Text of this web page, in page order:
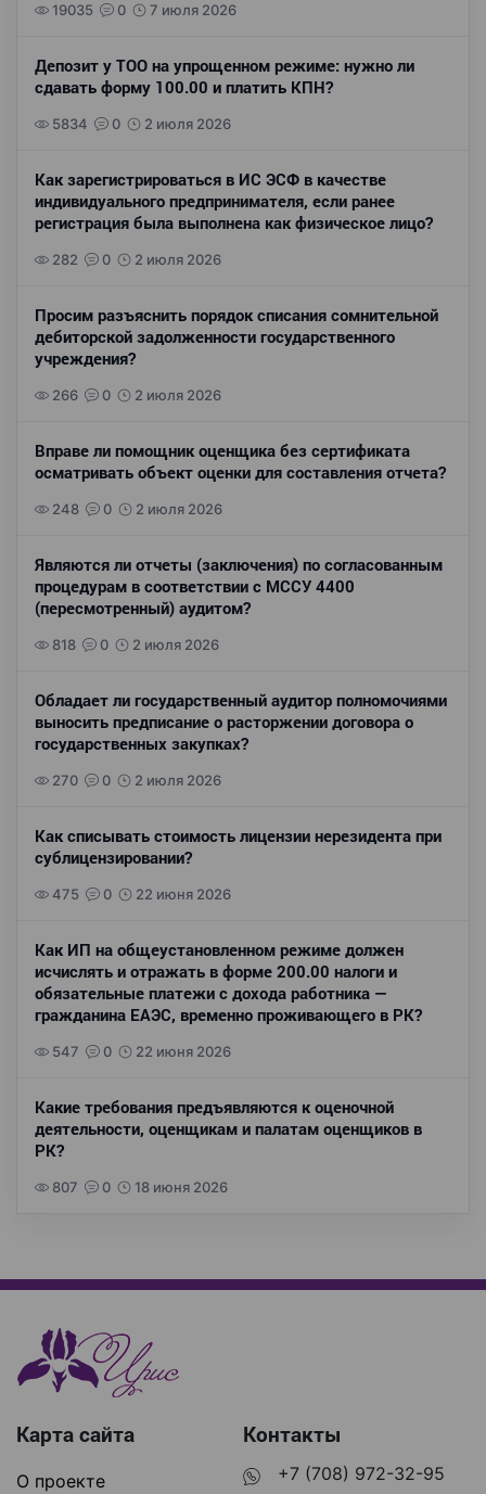
19035 0 7 июля 2026
Депозит у ТОО на упрощенном режиме: нужно ли
сдавать форму 100.00 и платить КПН?
5834 0 2 июля 2026
Как зарегистрироваться в ИС ЭСФ в качестве
индивидуального предпринимателя, если ранее
регистрация была выполнена как физическое лицо?
282 0 2 июля 2026
Просим разъяснить порядок списания сомнительной
дебиторской задолженности государственного
учреждения?
266 0 2 июля 2026
Вправе ли помощник оценщика без сертификата
осматривать объект оценки для составления отчета?
248 0 2 июля 2026
Являются ли отчеты (заключения) по согласованным
процедурам в соответствии с МССУ 4400
(пересмотренный) аудитом?
818 0 2 июля 2026
Обладает ли государственный аудитор полномочиями
выносить предписание о расторжении договора о
государственных закупках?
270 0 2 июля 2026
Как списывать стоимость лицензии нерезидента при
сублицензировании?
475 0 22 июня 2026
Как ИП на общеустановленном режиме должен
исчислять и отражать в форме 200.00 налоги и
обязательные платежи с дохода работника —
гражданина ЕАЭС, временно проживающего в РК?
547 0 22 июня 2026
Какие требования предъявляются к оценочной
деятельности, оценщикам и палатам оценщиков в
РК?
807 0 18 июня 2026
Карта сайта
О проекте
Контакты
+7 (708) 972-32-95